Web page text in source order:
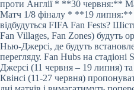
проти Англії * **30 червня:**
Матч 1/8 фіналу * **19
відбудуться FIFA Fan Fests?
Fan Villages, Fan Zones) будуть
Нью-Джерсі, де будуть
перегляду. Fan Hubs на
Джерсі (11 червня – 19 липня)
Квінсі (11-27 червня)